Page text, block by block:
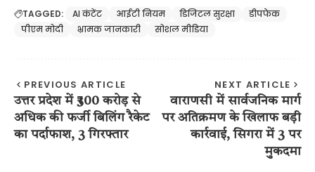
TAGGED: AI कंटेंट आईटी नियम डिजिटल सुरक्षा
डीपफेक
पीएम मोदी
भ्रामक जानकारी सोशल मीडिया
PREVIOUS ARTICLE
उत्तर प्रदेश में ₹300 करोड़ से
अधिक की फर्जी बिलिंग रैकेट
का पर्दाफाश, 3 गिरफ्तार
NEXT ARTICLE
वाराणसी में सार्वजनिक मार्ग
पर अतिक्रमण के खिलाफ बड़ी
कार्रवाई, सिगरा में 3 पर
मुकदमा